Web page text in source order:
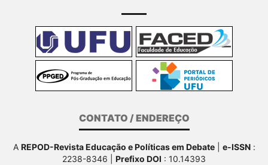
CONTATO / ENDEREÇO
A REPOD-Revista Educação e Políticas em Debate| e-ISSN:
2238-8346 | Prefixo DOI : 10.14393